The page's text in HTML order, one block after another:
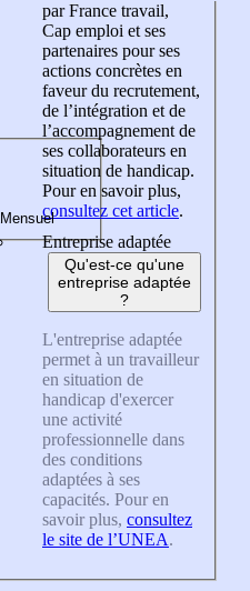
par France travail,
Cap emploi et ses
partenaires pour ses
actions concrètes en
faveur du recrutement,
de l’intégration et de
l’accompagnement de
ses collaborateurs en
situation de handicap.
Pour en savoir plus,
consultez cet article.
Entreprise adaptée
Qu'est-ce qu'une
entreprise adaptée
?
L'entreprise adaptée
permet à un travailleur
en situation de
handicap d'exercer
une activité
professionnelle dans
des conditions
adaptées à ses
capacités. Pour en
savoir plus, consultez
le site de l’UNEA.